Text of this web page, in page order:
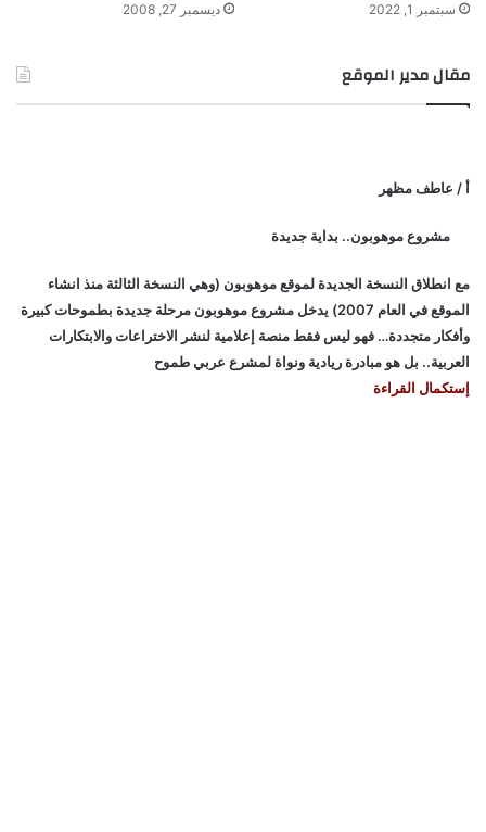
سبتمبر 1, 2022 ديسمبر 27, 2008
مقال مدير الموقع
أ / عاطف مظهر
مشروع موهوبون.. بداية جديدة
مع انطلاق النسخة الجديدة لموقع موهوبون (وهي النسخة الثالثة منذ انشاء
الموقع في العام 2007) يدخل مشروع موهوبون مرحلة جديدة بطموحات كبيرة
وأفكار متجددة… فهو ليس فقط منصة إعلامية لنشر الاختراعات والابتكارات
العربية.. بل هو مبادرة ريادية ونواة لمشرع عربي طموح
إستكمال القراءة